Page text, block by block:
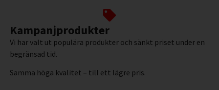
Kampanjprodukter
Vi har valt ut populära produkter och sänkt priset under en
begränsad tid.
Samma höga kvalitet – till ett lägre pris.